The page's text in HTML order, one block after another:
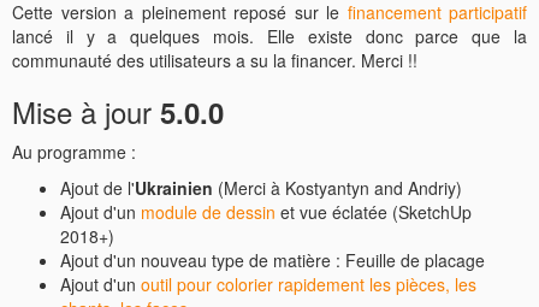
Cette version a pleinement reposé sur le financement participatif
lancé il y a quelques mois. Elle existe donc parce que la
communauté des utilisateurs a su la financer. Merci !!
Mise à jour 5.0.0
Au programme :
Ajout de l'Ukrainien (Merci à Kostyantyn and Andriy)
Ajout d'un module de dessin et vue éclatée (SketchUp
2018+)
Ajout d'un nouveau type de matière : Feuille de placage
Ajout d'un outil pour colorier rapidement les pièces, les